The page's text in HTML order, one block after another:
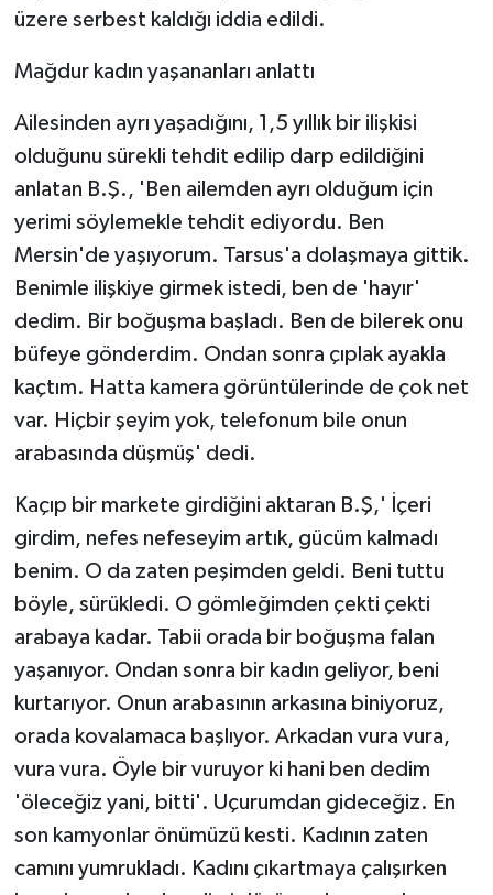
üzere serbest kaldığı iddia edildi.
Mağdur kadın yaşananları anlattı
Ailesinden ayrı yaşadığını, 1,5 yıllık bir ilişkisi
olduğunu sürekli tehdit edilip darp edildiğini
anlatan B.Ş., 'Ben ailemden ayrı olduğum için
yerimi söylemekle tehdit ediyordu. Ben
Mersin'de yaşıyorum. Tarsus'a dolaşmaya gittik.
Benimle ilişkiye girmek istedi, ben de 'hayır'
dedim. Bir boğuşma başladı. Ben de bilerek onu
büfeye gönderdim. Ondan sonra çıplak ayakla
kaçtım. Hatta kamera görüntülerinde de çok net
var. Hiçbir şeyim yok, telefonum bile onun
arabasında düşmüş' dedi.
Kaçıp bir markete girdiğini aktaran B.Ş,' İçeri
girdim, nefes nefeseyim artık, gücüm kalmadı
benim. O da zaten peşimden geldi. Beni tuttu
böyle, sürükledi. O gömleğimden çekti çekti
arabaya kadar. Tabii orada bir boğuşma falan
yaşanıyor. Ondan sonra bir kadın geliyor, beni
kurtarıyor. Onun arabasının arkasına biniyoruz,
orada kovalamaca başlıyor. Arkadan vura vura,
vura vura. Öyle bir vuruyor ki hani ben dedim
'öleceğiz yani, bitti'. Uçurumdan gideceğiz. En
son kamyonlar önümüzü kesti. Kadının zaten
camını yumrukladı. Kadını çıkartmaya çalışırken